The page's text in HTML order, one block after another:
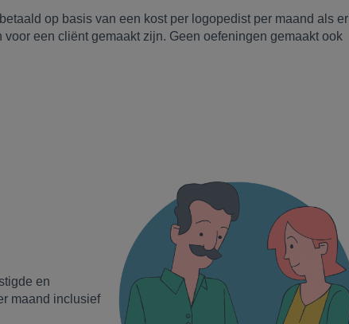
op basis van een kost per logopedist per maand als er
een cliënt gemaakt zijn. Geen oefeningen gemaakt ook
en
maand inclusief